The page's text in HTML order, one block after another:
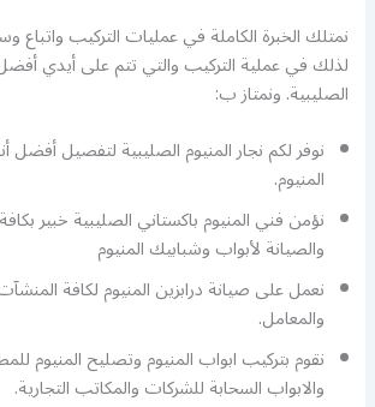
نمتلك الخبرة الكاملة في عمليات التركيب
لذلك في عملية التركيب والتي تتم على أيدي
الصليبية. ونمتاز ب:
نوفر لكم نجار المنيوم الصليبية لتفصيل أفضل
المنيوم.
نؤمن فني المنيوم باكستاني الصليبية خبير
والصيانة لأبواب وشبابيك المنيوم
نعمل على صيانة درابزين المنيوم لكافة
والمعامل.
نقوم بتركيب ابواب المنيوم وتصليح المنيوم
والابواب السحابة للشركات والمكاتب التجارية.